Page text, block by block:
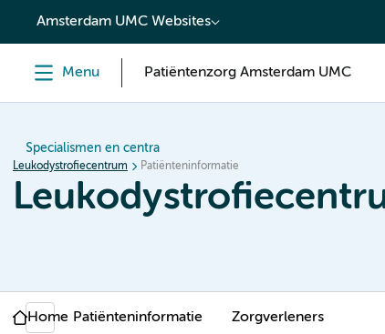
content
Amsterdam UMC Websites
Menu Patiëntenzorg Amsterdam UMC
Specialismen en centra
Leukodystrofiecentrum Patiënteninformatie
Home Patiënteninformatie Zorgverleners